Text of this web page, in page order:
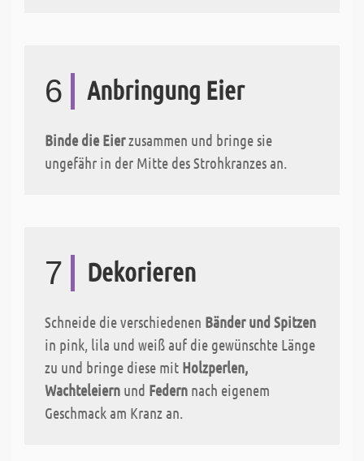
6 Anbringung Eier
Binde die Eierzusammen und bringe sie
ungefähr in der Mitte des Strohkranzes an.
7 Dekorieren
Schneide die verschiedenen Bänder und Spitzen
in pink, lila und weiß auf die gewünschte Länge
zu und bringe diese mit Holzperlen,
Wachteleiern und Federn nach eigenem
Geschmack am Kranz an.